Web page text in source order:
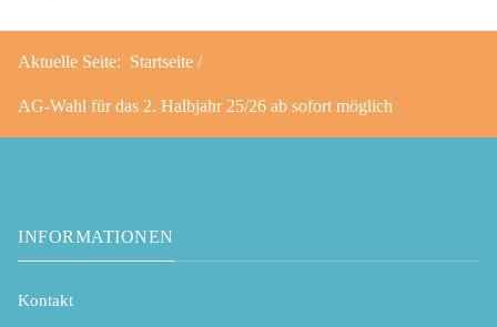
Aktuelle Seite: Startseite
AG-Wahl für das 2. Halbjahr 25/26 ab sofort möglich
INFORMATIONEN
Kontakt